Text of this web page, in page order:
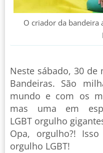
O criador da bandeira
Neste sábado, 30 de
Bandeiras. São
mundo e com os
mas uma em
LGBT orgulho
Opa, orgulho?!
orgulho LGBT!